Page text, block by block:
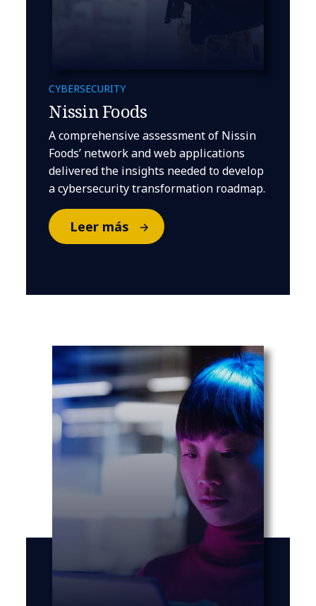
CYBERSECURITY
Nissin Foods
A comprehensive assessment of Nissin
Foods’ network and web applications
delivered the insights needed to develop
a cybersecurity transformation roadmap.
Leer más